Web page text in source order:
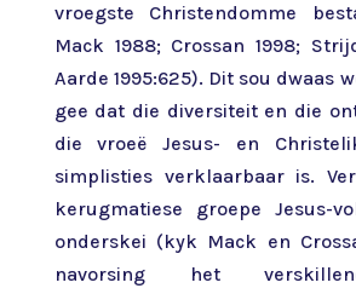
vroegste Christendomme
Mack 1988; Crossan 1998;
Aarde 1995:625). Dit sou dwaas
gee dat die diversiteit en die
die vroeë Jesus- en
simplisties verklaarbaar is.
kerugmatiese groepe Jesus-
onderskei (kyk Mack en
navorsing het